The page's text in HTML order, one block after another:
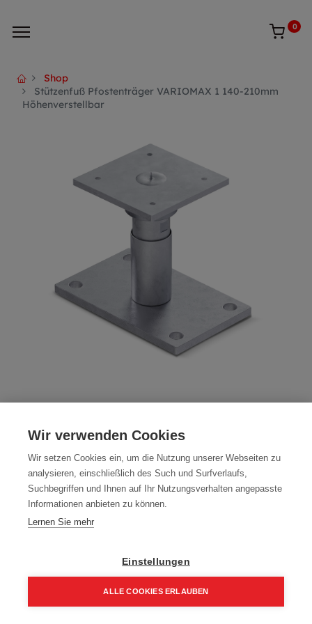
0
Shop
Stützenfuß Pfostenträger VARIOMAX 1 140-210mm
Höhenverstellbar
140-210mm Höhenverstellbar
Artikelnummer:VARIOMAX1
160x100x8mm, Verstellbar 140 - 210 mm
Typ: VARIOMAX1
52,59€ 61,87€
52,59 € / Stk.
Wir verwenden Cookies
Wir setzen Cookies ein, um die Nutzung unserer Webseiten zu
analysieren, einschließlich des Such und Surfverlaufs,
Suchbegriffen und Ihnen auf Ihr Nutzungsverhalten angepasste
Informationen anbieten zu können.
Lernen Sie mehr
Einstellungen
ALLE COOKIES ERLAUBEN